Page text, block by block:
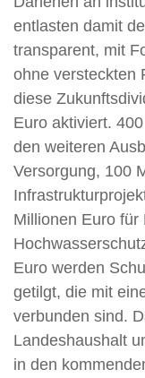
entlasten damit
transparent, mit
ohne versteckten
diese
Euro aktiviert.
den weiteren
Versorgung, 100
Millionen Euro für
Euro werden
getilgt, die mit
verbunden sind.
Landeshaushalt
in den